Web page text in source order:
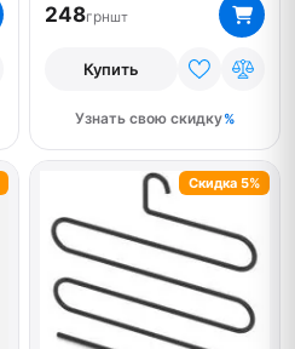
248грншт
Купить
Узнать свою скидку
Скидка 5%